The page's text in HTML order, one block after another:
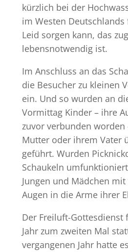
kürzlich bei der
im Westen Deutschlands
Leid sorgen kann, das
lebensnotwendig ist.
Im Anschluss an das
die Besucher zu kleinen
ein. Und so wurden an
Vormittag Kinder – ihre
zuvor verbunden worden
Mutter oder ihrem Vater
geführt. Wurden
Schaukeln
Jungen und Mädchen
Augen in die Arme ihrer
Der Freiluft-Gottesdienst
Jahr zum zweiten Mal
vergangenen Jahr hatte